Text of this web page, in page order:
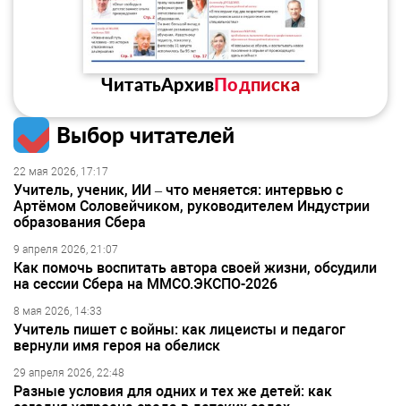
ЧитатьАрхивПодписка
Выбор читателей
22 мая 2026, 17:17
Учитель, ученик, ИИ – что меняется: интервью с
Артёмом Соловейчиком, руководителем Индустрии
образования Сбера
9 апреля 2026, 21:07
Как помочь воспитать автора своей жизни, обсудили
на сессии Сбера на ММСО.ЭКСПО-2026
8 мая 2026, 14:33
Учитель пишет с войны: как лицеисты и педагог
вернули имя героя на обелиск
29 апреля 2026, 22:48
Разные условия для одних и тех же детей: как